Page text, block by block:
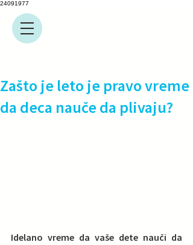
24091977
Zašto je leto je pravo vreme
da deca nauče da plivaju?
Idelano vreme da vaše dete nauči da